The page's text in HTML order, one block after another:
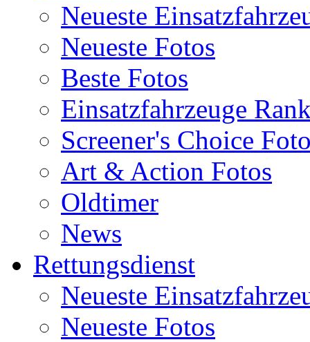
Neueste
Neueste Fotos
Beste Fotos
Einsatzfahrzeuge
Screener's Choice
Art & Action Fotos
Oldtimer
News
Rettungsdienst
Neueste
Neueste Fotos